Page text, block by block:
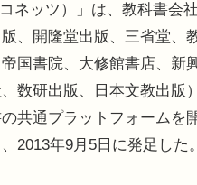
ネッツ）」は、教科書会
、開隆堂出版、三省堂、
国書院、大修館書店、新
数研出版、日本文教出版
共通プラットフォームを
2013年9月5日に発足した。